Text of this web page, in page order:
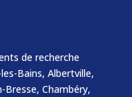
de recherche
Bains, Albertville,
Bresse, Chambéry,